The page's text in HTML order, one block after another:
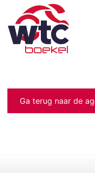
Ga terug naar de